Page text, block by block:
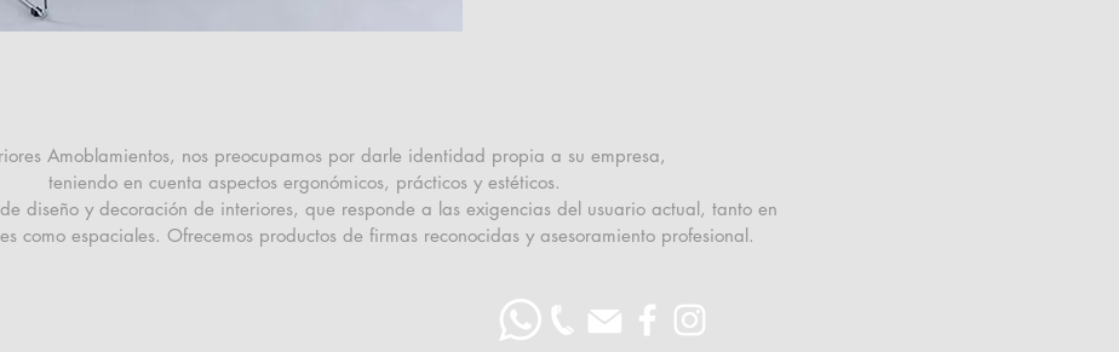
Amoblamientos, nos preocupamos por darle identidad propia a su empresa,
teniendo en cuenta aspectos ergonómicos, prácticos y estéticos.
diseño y decoración de interiores, que responde a las exigencias del usuario actual, tanto en
como espaciales. Ofrecemos productos de firmas reconocidas y asesoramiento profesional.